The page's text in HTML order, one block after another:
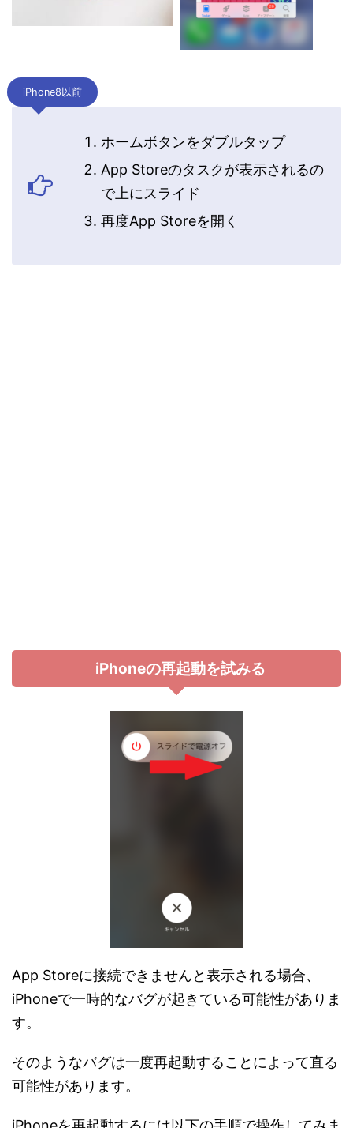
iPhone8以前
ホームボタンをダブルタップ
App Storeのタスクが表示されるの
で上にスライド
再度App Storeを開く
iPhoneの再起動を試みる
App Storeに接続できませんと表示される場合、
iPhoneで一時的なバグが起きている可能性がありま
す。
そのようなバグは一度再起動することによって直る
可能性があります。